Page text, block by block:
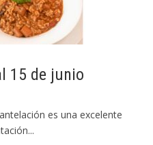
15 de junio
es una excelente